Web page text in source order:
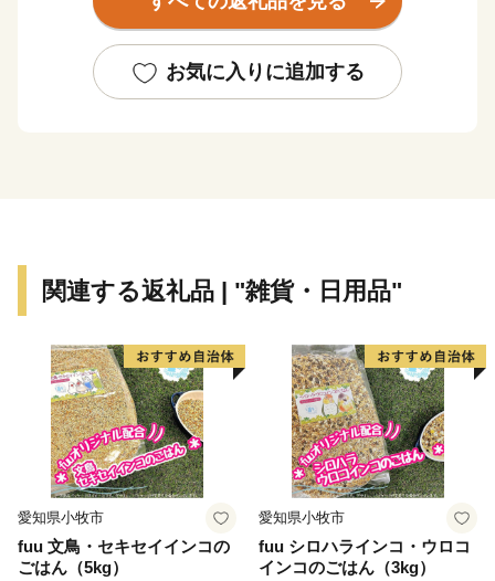
お気に入りに追加する
関連する返礼品 | "雑貨・日用品"
愛知県小牧市
fuu 文鳥・セキセイインコの
ごはん（5kg）
愛知県小牧市
fuu シロハラインコ・ウロコ
インコのごはん（3kg）